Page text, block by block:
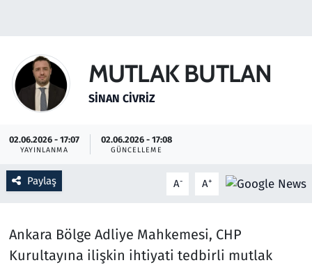
MUTLAK BUTLAN
SINAN CIVRIZ
02.06.2026 - 17:07
YAYINLANMA
02.06.2026 - 17:08
GÜNCELLEME
Paylaş A- A+
Ankara Bölge Adliye Mahkemesi, CHP
Kurultayına ilişkin ihtiyati tedbirli mutlak
Haber
Kültür Sanat
Kurumsal Haberler
Otomobil